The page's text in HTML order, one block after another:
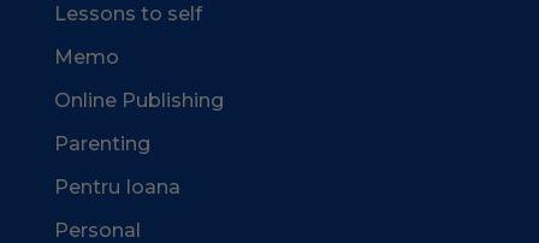
Lessons to self
Memo
Online Publishing
Parenting
Pentru Ioana
Personal